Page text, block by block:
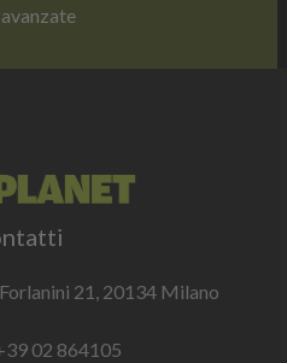
21, 20134 Milano
02 864105